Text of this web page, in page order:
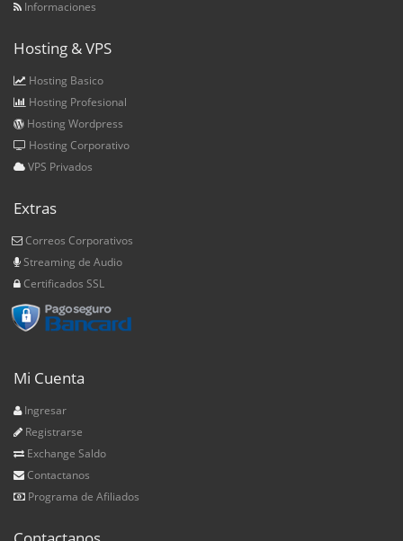
Informaciones
Hosting & VPS
Hosting Basico
Hosting Profesional
Hosting Wordpress
Hosting Corporativo
VPS Privados
Extras
Correos Corporativos
Streaming de Audio
Certificados SSL
Mi Cuenta
Ingresar
Registrarse
Exchange Saldo
Contactanos
Programa de Afiliados